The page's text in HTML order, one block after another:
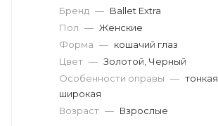
Бренд — Ballet Extra
Пол — Женские
Форма — кошачий глаз
Цвет — Золотой, Черный
Особенности оправы — тонкая,
широкая
Возраст — Взрослые